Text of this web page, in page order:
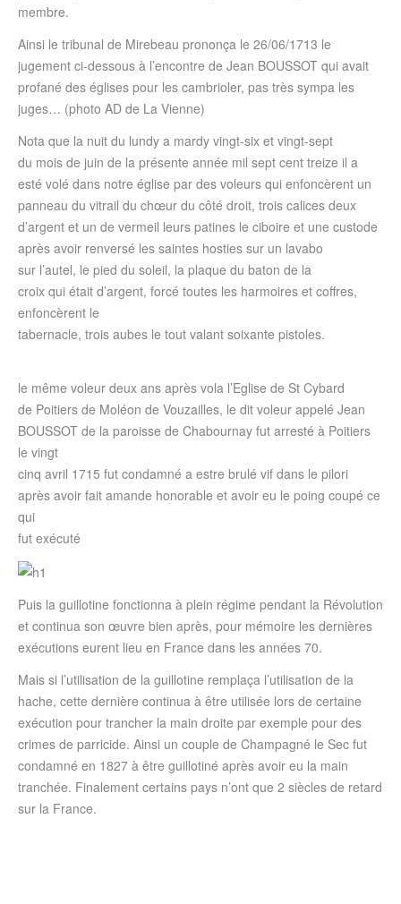
membre.
Ainsi le tribunal de Mirebeau prononça le 26/06/1713 le
jugement ci-dessous à l’encontre de Jean BOUSSOT qui avait
profané des églises pour les cambrioler, pas très sympa les
juges… (photo AD de La Vienne)
Nota que la nuit du lundy a mardy vingt-six et vingt-sept
du mois de juin de la présente année mil sept cent treize il a
esté volé dans notre église par des voleurs qui enfoncèrent un
panneau du vitrail du chœur du côté droit, trois calices deux
d’argent et un de vermeil leurs patines le ciboire et une custode
après avoir renversé les saintes hosties sur un lavabo
sur l’autel, le pied du soleil, la plaque du baton de la
croix qui était d’argent, forcé toutes les harmoires et coffres,
enfoncèrent le
tabernacle, trois aubes le tout valant soixante pistoles.
le même voleur deux ans après vola l’Eglise de St Cybard
de Poitiers de Moléon de Vouzailles, le dit voleur appelé Jean
BOUSSOT de la paroisse de Chabournay fut arresté à Poitiers
le vingt
cinq avril 1715 fut condamné a estre brulé vif dans le pilori
après avoir fait amande honorable et avoir eu le poing coupé ce
qui
fut exécuté
Puis la guillotine fonctionna à plein régime pendant la Révolution
et continua son œuvre bien après, pour mémoire les dernières
exécutions eurent lieu en France dans les années 70.
Mais si l’utilisation de la guillotine remplaça l’utilisation de la
hache, cette dernière continua à être utilisée lors de certaine
exécution pour trancher la main droite par exemple pour des
crimes de parricide. Ainsi un couple de Champagné le Sec fut
condamné en 1827 à être guillotiné après avoir eu la main
tranchée. Finalement certains pays n’ont que 2 siècles de retard
sur la France.